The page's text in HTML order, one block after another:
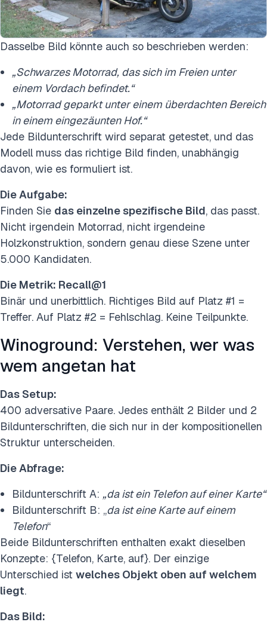
Dasselbe Bild könnte auch so beschrieben werden:
„Schwarzes Motorrad, das sich im Freien unter
einem Vordach befindet.“
„Motorrad geparkt unter einem überdachten Bereich
in einem eingezäunten Hof.“
Jede Bildunterschrift wird separat getestet, und das
Modell muss das richtige Bild finden, unabhängig
davon, wie es formuliert ist.
Die Aufgabe:
Finden Sie das einzelne spezifische Bild, das passt.
Nicht irgendein Motorrad, nicht irgendeine
Holzkonstruktion, sondern genau diese Szene unter
5.000 Kandidaten.
Die Metrik: Recall@1
Binär und unerbittlich. Richtiges Bild auf Platz #1 =
Treffer. Auf Platz #2 = Fehlschlag. Keine Teilpunkte.
Winoground: Verstehen, wer was
wem angetan hat
Das Setup:
400 adversative Paare. Jedes enthält 2 Bilder und 2
Bildunterschriften, die sich nur in der kompositionellen
Struktur unterscheiden.
Die Abfrage:
Bildunterschrift A: „da ist ein Telefon auf einer Karte“
Bildunterschrift B: „da ist eine Karte auf einem
Telefon“
Beide Bildunterschriften enthalten exakt dieselben
Konzepte: {Telefon, Karte, auf}. Der einzige
Unterschied ist welches Objekt oben auf welchem
liegt.
Das Bild: